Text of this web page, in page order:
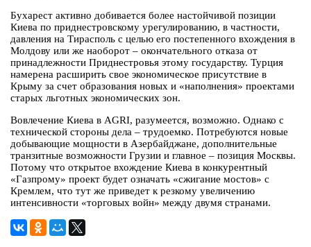
Бухарест активно добивается более настойчивой позиции
Киева по приднестровскому урегулированию, в частности,
давления на Тирасполь с целью его постепенного вхождения в
Молдову или же наоборот – окончательного отказа от
принадлежности Приднестровья этому государству. Турция
намерена расширить свое экономическое присутствие в
Крыму за счет образования новых и «наполнения» проектами
старых льготных экономических зон.
Вовлечение Киева в AGRI, разумеется, возможно. Однако с
технической стороны дела – трудоемко. Потребуются новые
добывающие мощности в Азербайджане, дополнительные
транзитные возможности Грузии и главное – позиция Москвы.
Потому что открытое вхождение Киева в конкурентный
«Газпрому» проект будет означать «сжигание мостов» с
Кремлем, что тут же приведет к резкому увеличению
интенсивности «торговых войн» между двумя странами.